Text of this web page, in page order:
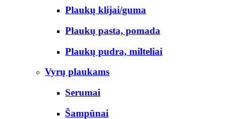
Plaukų klijai/guma
Plaukų pasta, pomada
Plaukų pudra, milteliai
Vyrų plaukams
Serumai
Šampūnai